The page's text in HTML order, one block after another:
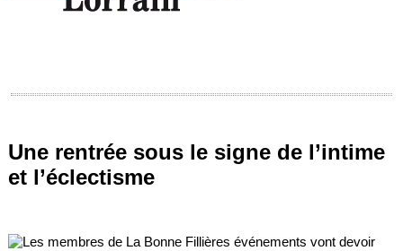
Une rentrée sous le signe de l’intime
et l’éclectisme